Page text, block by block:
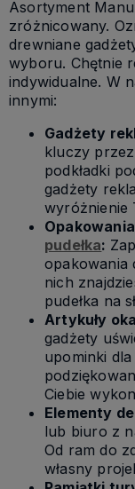
Asortyment
zróżnicowany.
drewniane
wyboru. Chętnie
indywidualne. W
innymi:
Gadżety
kluczy
podkładki
gadżety
wyróżnienie
pudełka:
opakowania
nich
pudełka na
Artykuły
gadżety
upominki
Ciebie
Elementy
lub biuro z
Od ram do
własny